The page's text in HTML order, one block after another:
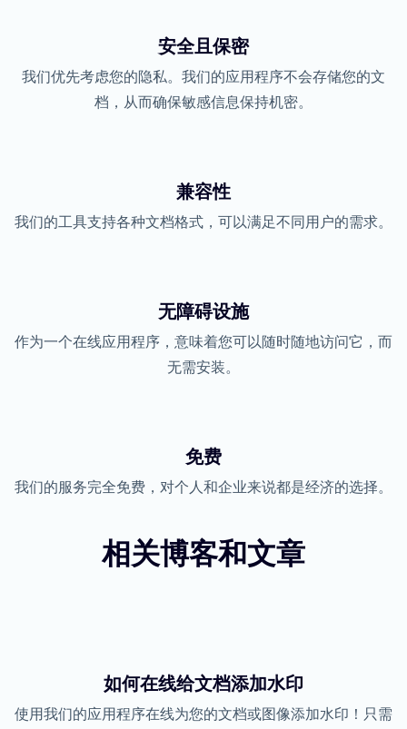
安全且保密
我们优先考虑您的隐私。我们的应用程序不会存储您的文
档，从而确保敏感信息保持机密。
兼容性
我们的工具支持各种文档格式，可以满足不同用户的需求。
无障碍设施
作为一个在线应用程序，意味着您可以随时随地访问它，而
无需安装。
免费
我们的服务完全免费，对个人和企业来说都是经济的选择。
相关博客和文章
如何在线给文档添加水印
使用我们的应用程序在线为您的文档或图像添加水印！只需